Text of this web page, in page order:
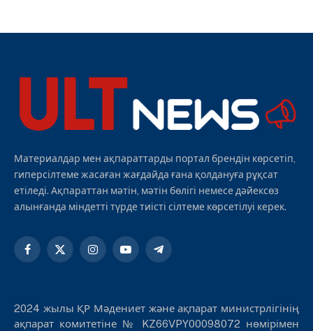
Материалдар мен ақпараттарды портал брендін көрсетіп,
гиперсілтеме жасаған жағдайда ғана қолдануға рұқсат
етіледі. Ақпараттан мәтін, мәтін бөлігі немесе дәйексөз
алынғанда міндетті түрде тиісті сілтеме көрсетілуі керек.
Facebook
X
InstagramYouTubeTelegram
2024 жылы ҚР Мәдениет және ақпарат министрлігінің
ақпарат комитетіне № KZ66VPY00098072 нөмірімен